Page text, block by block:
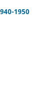
1950